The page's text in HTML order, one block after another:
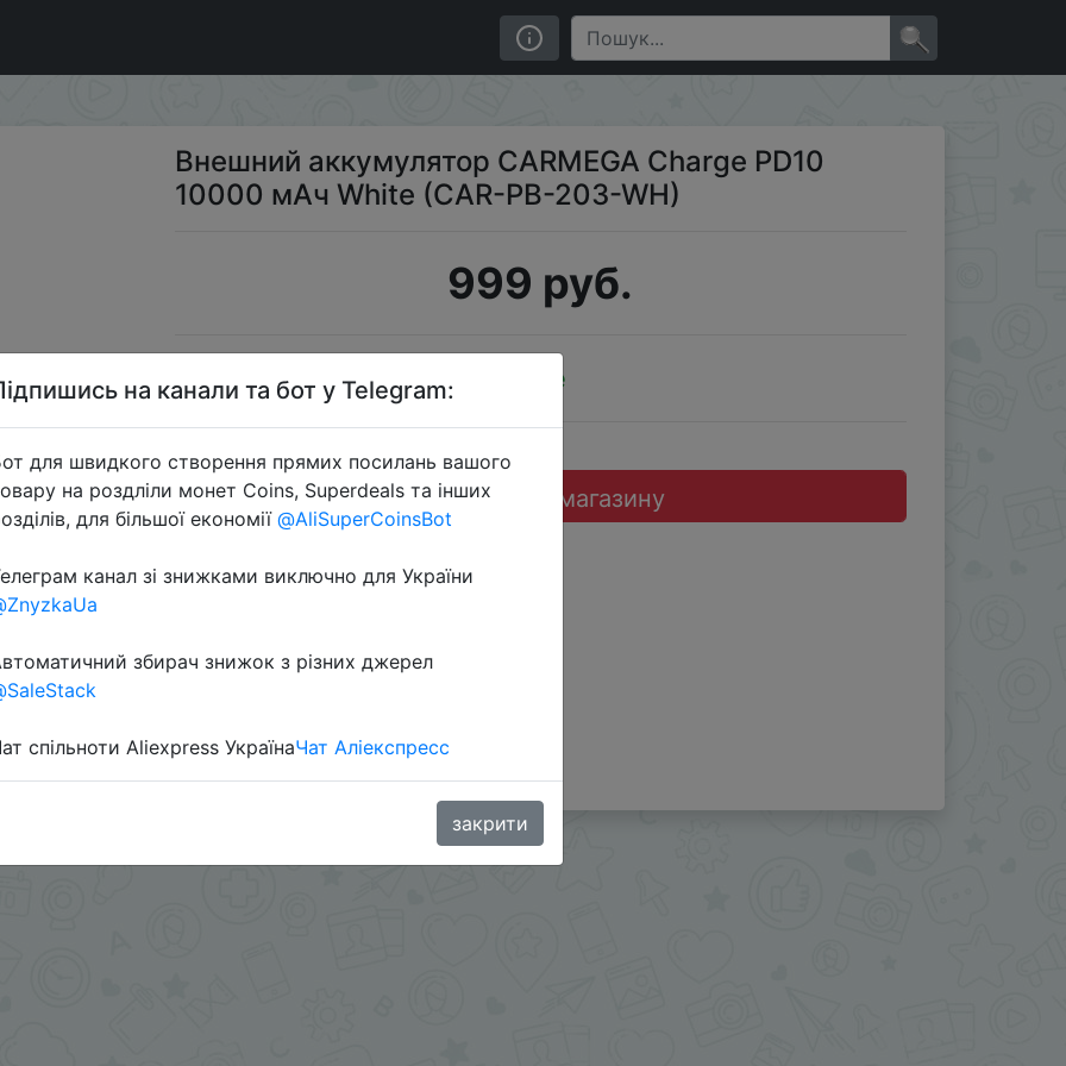
PD10 10000 мАч White (CAR-PB-203-WH)
Внешний аккумулятор CARMEGA Charge PD10
10000 мАч White (CAR-PB-203-WH)
999 руб.
Sale
Перейти до магазину
%2B8jHVizJO6XY3M2Qy
на канали та бот у Telegram:
для швидкого створення прямих посилань вашого
на роздліли монет Coins, Superdeals та інших
для більшої економії @AliSuperCoinsBot
канал зі знижками виключно для України
збирач знижок з різних джерел
спільноти Aliexpress УкраїнаЧат Аліекспресс
закрити